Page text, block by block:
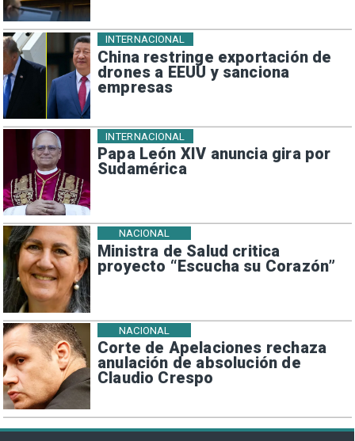
China restringe exportación de
drones a EEUU y sanciona
empresas
INTERNACIONAL
Papa León XIV anuncia gira por
Sudamérica
INTERNACIONAL
Ministra de Salud critica
proyecto “Escucha su Corazón”
NACIONAL
Corte de Apelaciones rechaza
anulación de absolución de
Claudio Crespo
NACIONAL